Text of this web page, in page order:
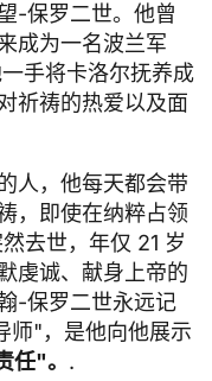
-保罗二世。他曾
成为一名波兰军
手将卡洛尔抚养成
祈祷的热爱以及面
人，他每天都会带
，即使在纳粹占领
去世，年仅 21 岁
虔诚、献身上帝的
-保罗二世永远记
师"，是他向他展示
任"。 .